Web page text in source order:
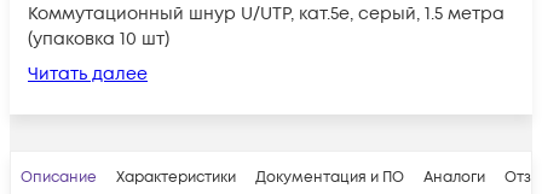
Коммутационный шнур U/UTP, кат.5е, серый, 1.5 метра
(упаковка 10 шт)
Читать далее
Описание Характеристики Документация и ПО Аналоги